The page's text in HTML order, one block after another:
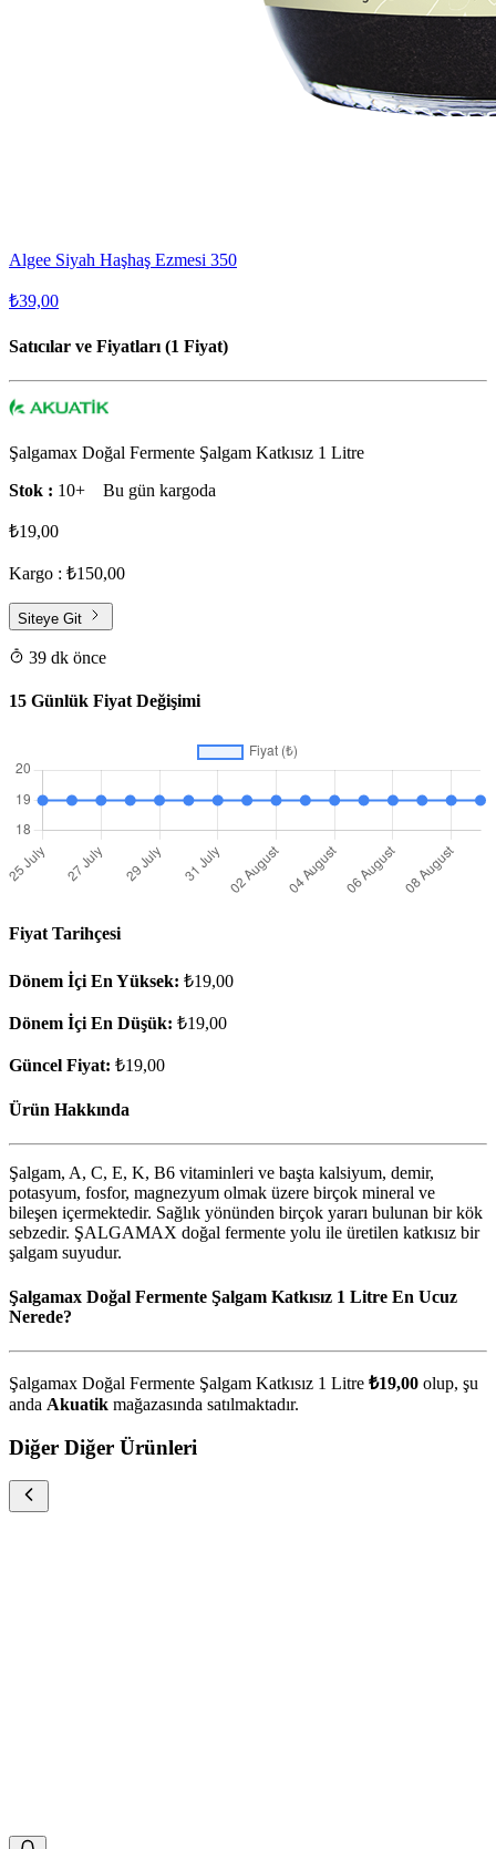
Algee Siyah Haşhaş Ezmesi 350
₺39,00
Satıcılar ve Fiyatları (1 Fiyat)
Şalgamax Doğal Fermente Şalgam Katkısız 1 Litre
Stok : 10+ Bu gün kargoda
₺19,00
Kargo : ₺150,00
Siteye Git
39 dk önce
15 Günlük Fiyat Değişimi
Fiyat Tarihçesi
Dönem İçi En Yüksek: ₺19,00
Dönem İçi En Düşük: ₺19,00
Güncel Fiyat: ₺19,00
Ürün Hakkında
Şalgam, A, C, E, K, B6 vitaminleri ve başta kalsiyum, demir,
potasyum, fosfor, magnezyum olmak üzere birçok mineral ve
bileşen içermektedir. Sağlık yönünden birçok yararı bulunan bir kök
sebzedir. ŞALGAMAX doğal fermente yolu ile üretilen katkısız bir
şalgam suyudur.
Şalgamax Doğal Fermente Şalgam Katkısız 1 Litre En Ucuz
Nerede?
Şalgamax Doğal Fermente Şalgam Katkısız 1 Litre ₺19,00 olup, şu
anda Akuatik mağazasında satılmaktadır.
Diğer Diğer Ürünleri